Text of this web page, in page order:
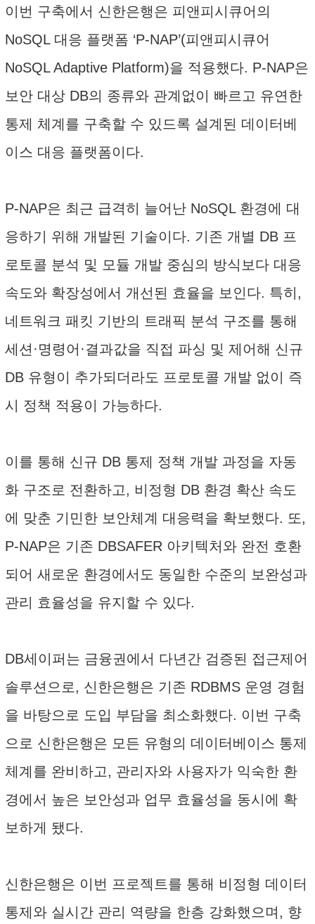
이번 구축에서 신한은행은 피앤피시큐어의
NoSQL 대응 플랫폼 ‘P-NAP’(피앤피시큐어
NoSQL Adaptive Platform)을 적용했다. P-NAP은
보안 대상 DB의 종류와 관계없이 빠르고 유연한
통제 체계를 구축할 수 있드록 설계된 데이터베
이스 대응 플랫폼이다.
P-NAP은 최근 급격히 늘어난 NoSQL 환경에 대
응하기 위해 개발된 기술이다. 기존 개별 DB 프
로토콜 분석 및 모듈 개발 중심의 방식보다 대응
속도와 확장성에서 개선된 효율을 보인다. 특히,
네트워크 패킷 기반의 트래픽 분석 구조를 통해
세션·명령어·결과값을 직접 파싱 및 제어해 신규
DB 유형이 추가되더라도 프로토콜 개발 없이 즉
시 정책 적용이 가능하다.
이를 통해 신규 DB 통제 정책 개발 과정을 자동
화 구조로 전환하고, 비정형 DB 환경 확산 속도
에 맞춘 기민한 보안체계 대응력을 확보했다. 또,
P-NAP은 기존 DBSAFER 아키텍처와 완전 호환
되어 새로운 환경에서도 동일한 수준의 보완성과
관리 효율성을 유지할 수 있다.
DB세이퍼는 금융권에서 다년간 검증된 접근제어
솔루션으로, 신한은행은 기존 RDBMS 운영 경험
을 바탕으로 도입 부담을 최소화했다. 이번 구축
으로 신한은행은 모든 유형의 데이터베이스 통제
체계를 완비하고, 관리자와 사용자가 익숙한 환
경에서 높은 보안성과 업무 효율성을 동시에 확
보하게 됐다.
신한은행은 이번 프로젝트를 통해 비정형 데이터
통제와 실시간 관리 역량을 한층 강화했으며, 향